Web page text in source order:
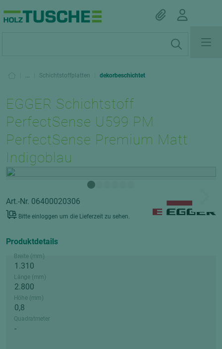
... Schichtstoffplatten dekorbeschichtet
EGGER Schichtstoff
PerfectSense U599 PM
PerfectSense Premium Matt
Indigoblau
Art.-Nr. 06400020306
Bitte einloggen um die Lieferzeit zu sehen.
Produktdetails
Breite (mm)
Länge (mm)
Höhe (mm)
Quadratmeter